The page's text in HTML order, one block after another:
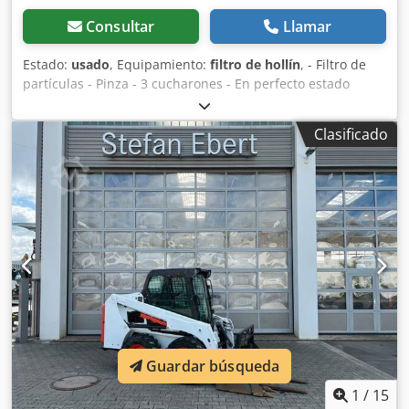
Consultar Llamar
Estado: usado, Equipamiento: filtro de hollín, - Filtro de
partículas - Pinza - 3 cucharones - En perfecto estado
Chedpfx Alozhhv Tegsa Suspensión: Hidráulica
Clasificado
1 / 15
Guardar búsqueda